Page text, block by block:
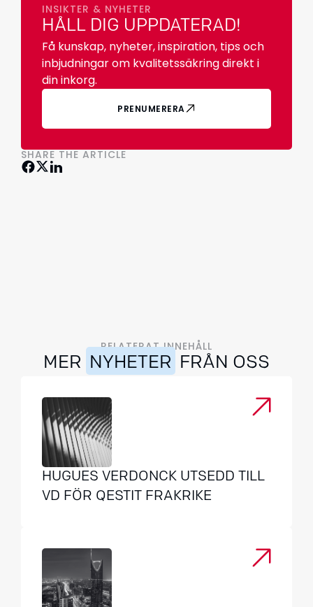
INSIKTER & NYHETER
HÅLL DIG UPPDATERAD!
Få kunskap, nyheter, inspiration, tips och
inbjudningar om kvalitetssäkring direkt i
din inkorg.
PRENUMERERA
SHARE THE ARTICLE
RELATERAT INNEHÅLL
MER NYHETER FRÅN OSS
HUGUES VERDONCK UTSEDD TILL
VD FÖR QESTIT FRAKRIKE